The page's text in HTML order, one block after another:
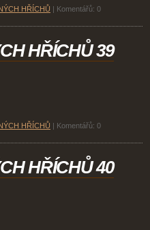
HŘÍCHŮ Komentářů: 0
HŘÍCHŮ 39
HŘÍCHŮ Komentářů: 0
HŘÍCHŮ 40